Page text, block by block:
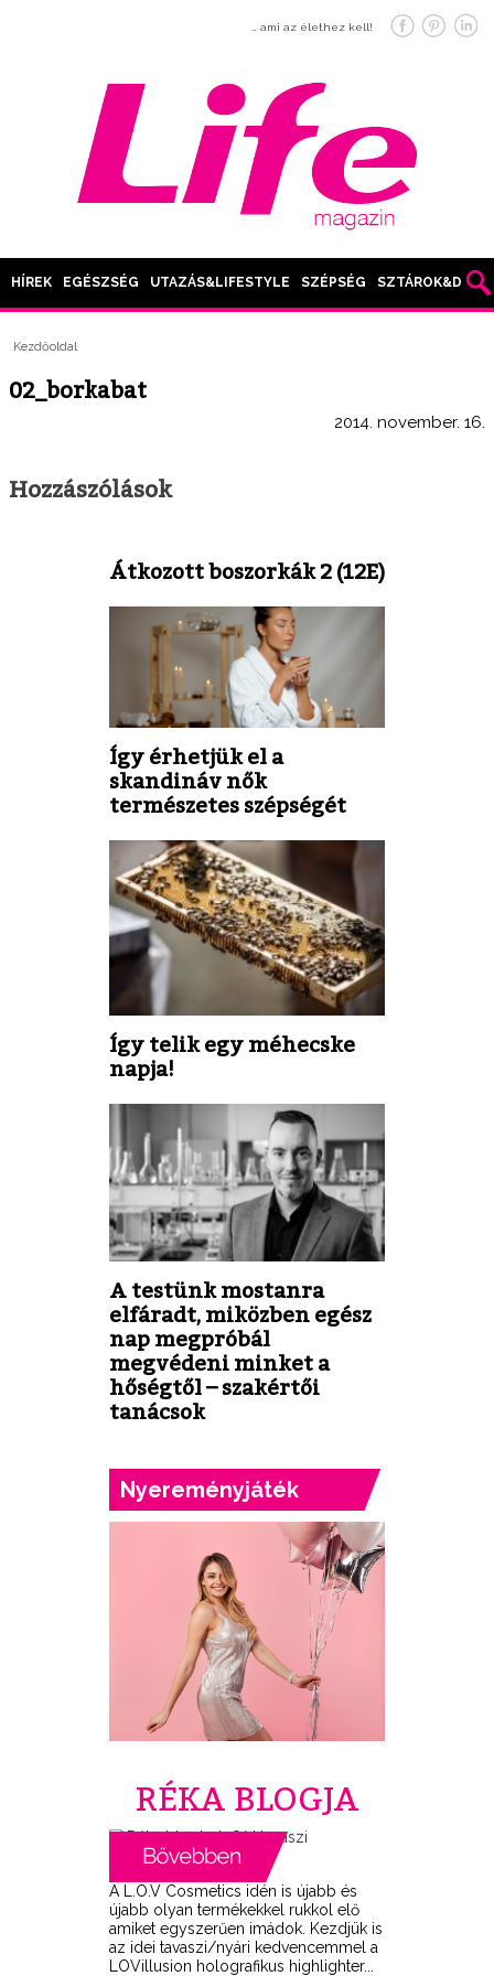
… ami az élethez kell!
HÍREK EGÉSZSÉG UTAZÁS&LIFESTYLE SZÉPSÉG SZTÁROK&DIVAT
Kezdőoldal
02_borkabat
2014. november. 16.
Hozzászólások
Átkozott boszorkák 2 (12E)
Így érhetjük el a
skandináv nők
természetes szépségét
Így telik egy méhecske
napja!
A testünk mostanra
elfáradt, miközben egész
nap megpróbál
megvédeni minket a
hőségtől – szakértői
tanácsok
Nyereményjáték
RÉKA BLOGJA
A L.O.V Cosmetics idén is újabb és
újabb olyan termékekkel rukkol elő
amiket egyszerűen imádok. Kezdjük is
az idei tavaszi/nyári kedvencemmel a
LOVillusion holografikus highlighter...